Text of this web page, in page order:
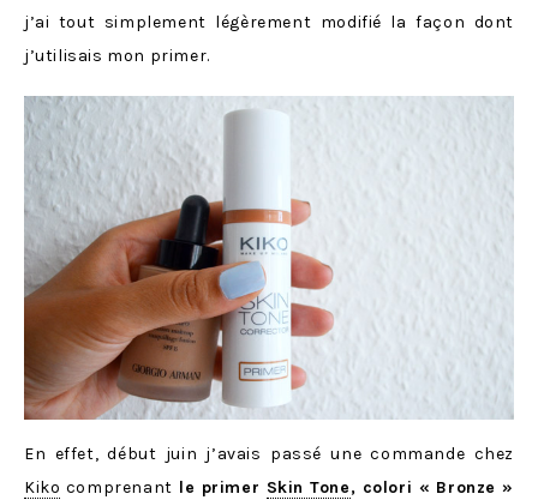
j’ai tout simplement légèrement modifié la façon dont
j’utilisais mon primer.
En effet, début juin j’avais passé une commande chez
Kiko comprenant le primer Skin Tone, colori « Bronze »